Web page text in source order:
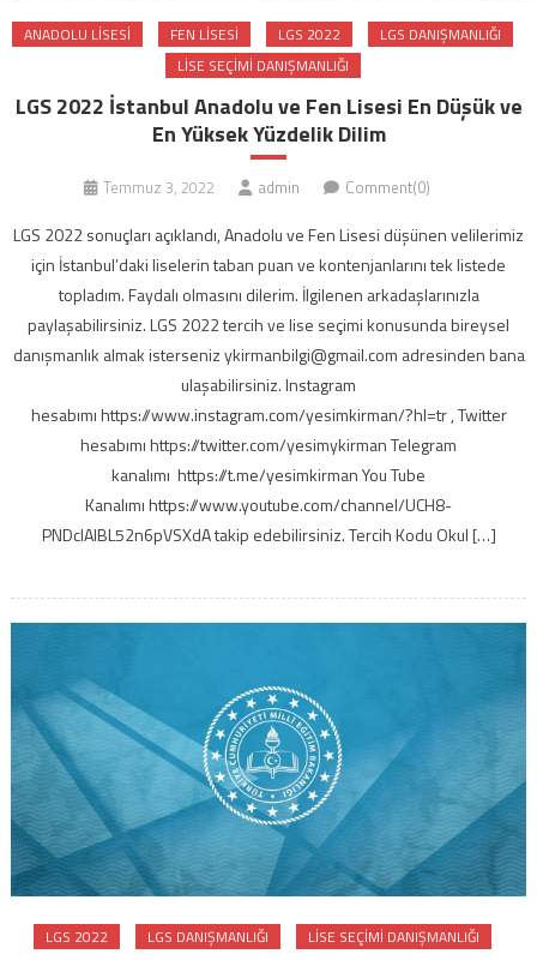
ANADOLU LISESI FEN LISESI LGS 2022
LGS DANIŞMANLIĞI
LISE SEÇIMI DANIŞMANLIĞI
LGS 2022 İstanbul Anadolu ve Fen Lisesi En Düşük ve
En Yüksek Yüzdelik Dilim
Temmuz 3, 2022 admin Comment(0)
LGS 2022 sonuçları açıklandı, Anadolu ve Fen Lisesi düşünen velilerimiz
için İstanbul’daki liselerin taban puan ve kontenjanlarını tek listede
topladım. Faydalı olmasını dilerim. İlgilenen arkadaşlarınızla
paylaşabilirsiniz. LGS 2022 tercih ve lise seçimi konusunda bireysel
danışmanlık almak isterseniz ykirmanbilgi@gmail.com adresinden bana
ulaşabilirsiniz. Instagram
hesabımı https://www.instagram.com/yesimkirman/?hl=tr , Twitter
hesabımı https://twitter.com/yesimykirman Telegram
kanalımı https://t.me/yesimkirman You Tube
Kanalımı https://www.youtube.com/channel/UCH8-
PNDcIAlBL52n6pVSXdA takip edebilirsiniz. Tercih Kodu Okul […]
LGS 2022 LGS DANIŞMANLIĞI LISE SEÇIMI DANIŞMANLIĞI